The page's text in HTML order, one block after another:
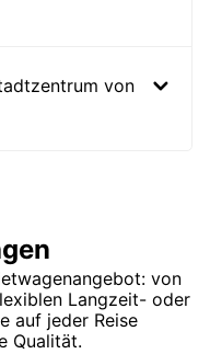
von
von
Langzeit- oder
auf jeder Reise
Qualität.